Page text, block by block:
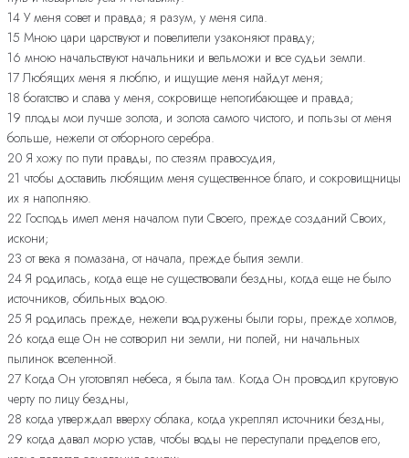
14 У меня совет и правда; я разум, у меня сила.
15 Мною цари царствуют и повелители узаконяют правду;
16 мною начальствуют начальники и вельможи и все судьи земли.
17 Любящих меня я люблю, и ищущие меня найдут меня;
18 богатство и слава у меня, сокровище непогибающее и правда;
19 плоды мои лучше золота, и золота самого чистого, и пользы от меня
больше, нежели от отборного серебра.
20 Я хожу по пути правды, по стезям правосудия,
21 чтобы доставить любящим меня существенное благо, и сокровищницы
их я наполняю.
22 Господь имел меня началом пути Своего, прежде созданий Своих,
искони;
23 от века я помазана, от начала, прежде бытия земли.
24 Я родилась, когда еще не существовали бездны, когда еще не было
источников, обильных водою.
25 Я родилась прежде, нежели водружены были горы, прежде холмов,
26 когда еще Он не сотворил ни земли, ни полей, ни начальных
пылинок вселенной.
27 Когда Он уготовлял небеса, я была там. Когда Он проводил круговую
черту по лицу бездны,
28 когда утверждал вверху облака, когда укреплял источники бездны,
29 когда давал морю устав, чтобы воды не переступали пределов его,